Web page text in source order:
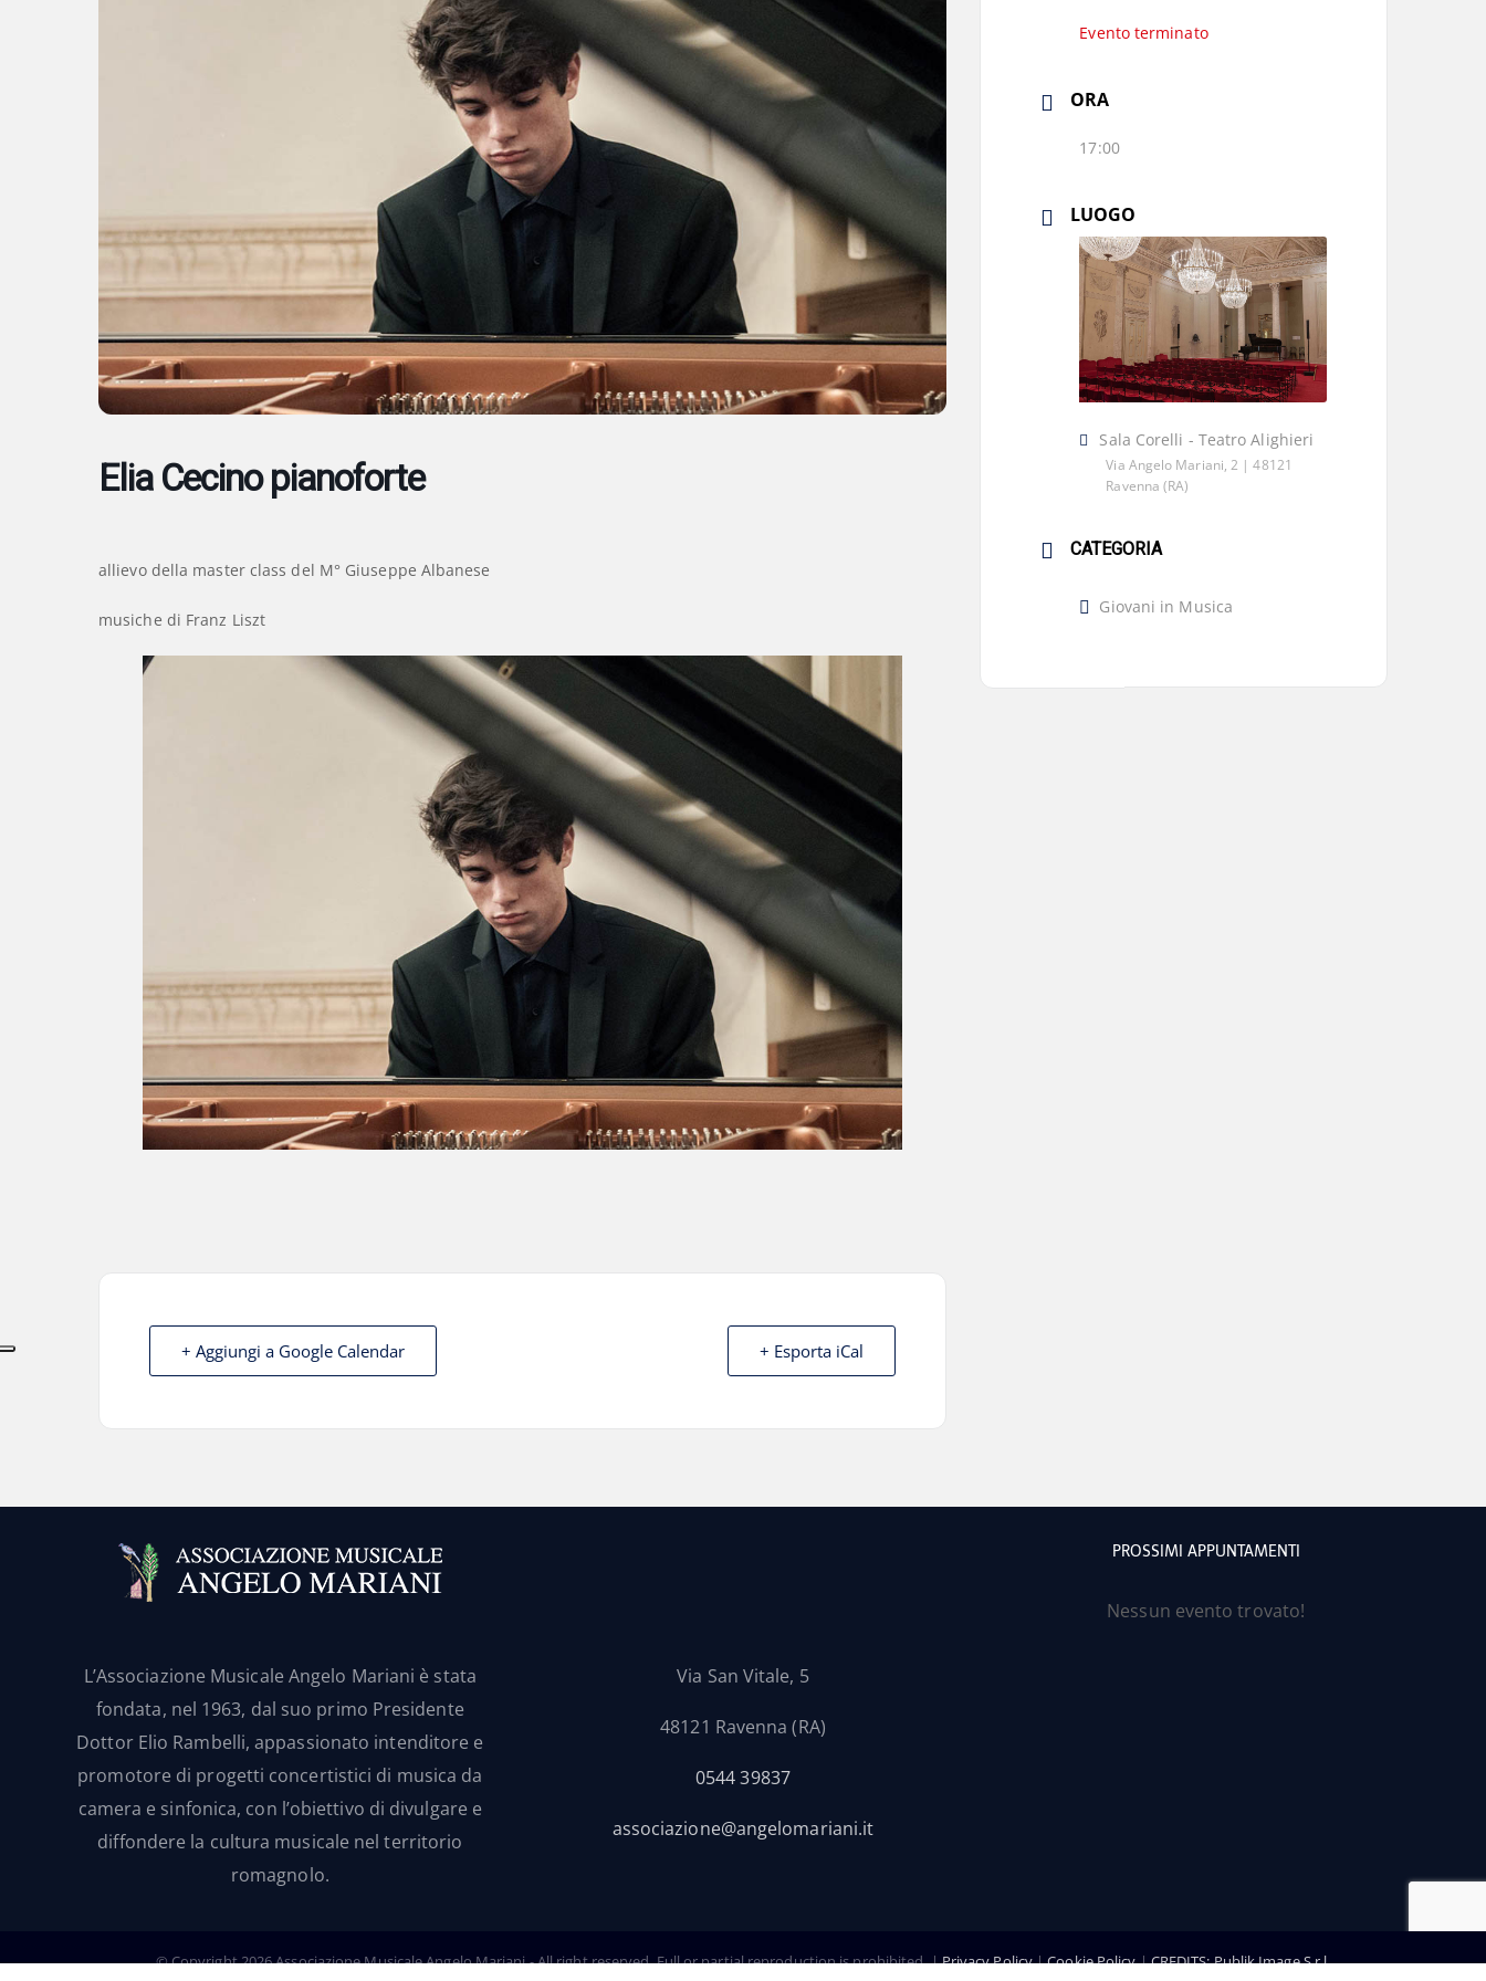
Elia Cecino pianoforte
allievo della master class del M° Giuseppe Albanese
musiche di Franz Liszt
+ Aggiungi a Google Calendar + Esporta iCal
Evento terminato
ORA
17:00
LUOGO
Sala Corelli - Teatro Alighieri
Via Angelo Mariani, 2 | 48121
Ravenna (RA)
CATEGORIA
Giovani in Musica
L’Associazione Musicale Angelo Mariani è stata
fondata, nel 1963, dal suo primo Presidente
Dottor Elio Rambelli, appassionato intenditore e
promotore di progetti concertistici di musica da
camera e sinfonica, con l’obiettivo di divulgare e
diffondere la cultura musicale nel territorio
romagnolo.
Via San Vitale, 5
48121 Ravenna (RA)
0544 39837
associazione@angelomariani.it
PROSSIMI APPUNTAMENTI
Nessun evento trovato!
© Copyright2026 Associazione Musicale Angelo Mariani - All right reserved. Full or partial reproduction is prohibited. |Privacy Policy|Cookie Policy|CREDITS: Publik Image S.r.l.